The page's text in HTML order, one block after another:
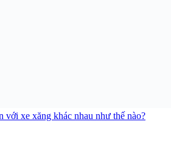
với xe xăng khác nhau như thế nào?